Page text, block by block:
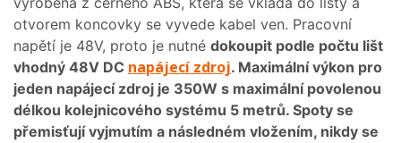
otvorem koncovky se vyvede kabel ven. Pracovní
napětí je 48V, proto je nutné dokoupit podle počtu lišt
vhodný 48V DC napájecí zdroj. Maximální výkon pro
jeden napájecí zdroj je 350W s maximální povolenou
délkou kolejnicového systému 5 metrů. Spoty se
přemisťují vyjmutím a následném vložením, nikdy se